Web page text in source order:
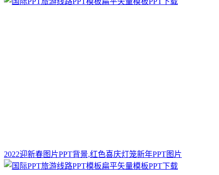
2022迎新春图片PPT背景,红色喜庆灯笼新年PPT图片